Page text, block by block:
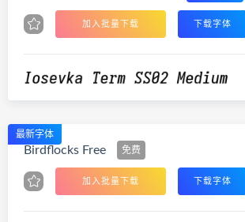
加入批量下载 下载字体
最新字体
Birdflocks Free 免费
加入批量下载 下载字体